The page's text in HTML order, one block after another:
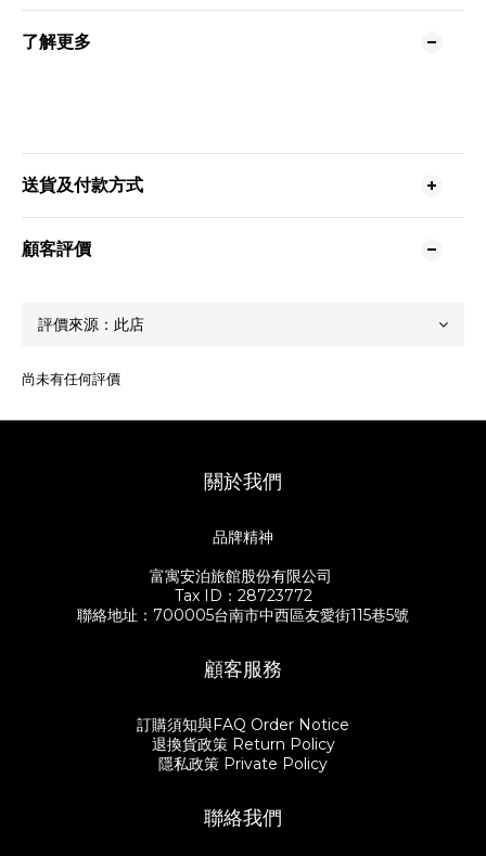
了解更多
送貨及付款方式
顧客評價
尚未有任何評價
關於我們
品牌精神
富寓安泊旅館股份有限公司
Tax ID：28723772
聯絡地址：700005台南市中西區友愛街115巷5號
顧客服務
訂購須知與FAQ Order Notice
退換貨政策 Return Policy
隱私政策 Private Policy
聯絡我們